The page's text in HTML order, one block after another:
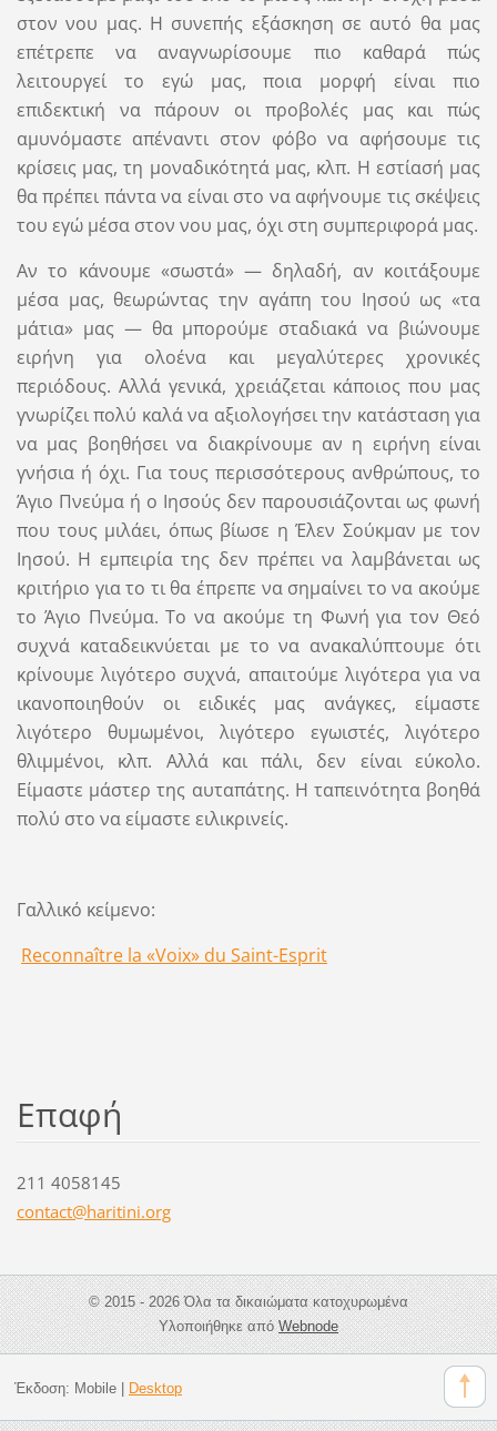
στον νου μας. Η συνεπής εξάσκηση σε αυτό θα μας
επέτρεπε να αναγνωρίσουμε πιο καθαρά πώς
λειτουργεί το εγώ μας, ποια μορφή είναι πιο
επιδεκτική να πάρουν οι προβολές μας και πώς
αμυνόμαστε απέναντι στον φόβο να αφήσουμε τις
κρίσεις μας, τη μοναδικότητά μας, κλπ. Η εστίασή μας
θα πρέπει πάντα να είναι στο να αφήνουμε τις σκέψεις
του εγώ μέσα στον νου μας, όχι στη συμπεριφορά μας.
Αν το κάνουμε «σωστά» — δηλαδή, αν κοιτάξουμε
μέσα μας, θεωρώντας την αγάπη του Ιησού ως «τα
μάτια» μας — θα μπορούμε σταδιακά να βιώνουμε
ειρήνη για ολοένα και μεγαλύτερες χρονικές
περιόδους. Αλλά γενικά, χρειάζεται κάποιος που μας
γνωρίζει πολύ καλά να αξιολογήσει την κατάσταση για
να μας βοηθήσει να διακρίνουμε αν η ειρήνη είναι
γνήσια ή όχι. Για τους περισσότερους ανθρώπους, το
Άγιο Πνεύμα ή ο Ιησούς δεν παρουσιάζονται ως φωνή
που τους μιλάει, όπως βίωσε η Έλεν Σούκμαν με τον
Ιησού. Η εμπειρία της δεν πρέπει να λαμβάνεται ως
κριτήριο για το τι θα έπρεπε να σημαίνει το να ακούμε
το Άγιο Πνεύμα. Το να ακούμε τη Φωνή για τον Θεό
συχνά καταδεικνύεται με το να ανακαλύπτουμε ότι
κρίνουμε λιγότερο συχνά, απαιτούμε λιγότερα για να
ικανοποιηθούν οι ειδικές μας ανάγκες, είμαστε
λιγότερο θυμωμένοι, λιγότερο εγωιστές, λιγότερο
θλιμμένοι, κλπ. Αλλά και πάλι, δεν είναι εύκολο.
Είμαστε μάστερ της αυταπάτης. Η ταπεινότητα βοηθά
πολύ στο να είμαστε ειλικρινείς.
Γαλλικό κείμενο:
Reconnaître la «Voix» du Saint-Esprit
Επαφή
211 4058145
contact@haritini.org
© 2015 - 2026 Όλα τα δικαιώματα κατοχυρωμένα
Υλοποιήθηκε απόWebnode
Έκδοση: Mobile| Desktop